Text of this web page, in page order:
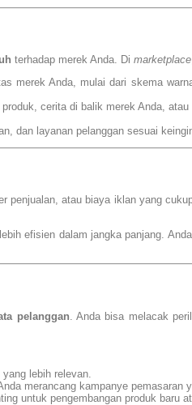
terhadap merek Anda. Di marketplace
merek Anda, mulai dari skema
cerita di balik merek Anda,
dan layanan pelanggan sesuai
penjualan, atau biaya iklan yang
efisien dalam jangka panjang.
pelanggan . Anda bisa melacak
lebih relevan.
merancang kampanye pemasaran
untuk pengembangan produk baru